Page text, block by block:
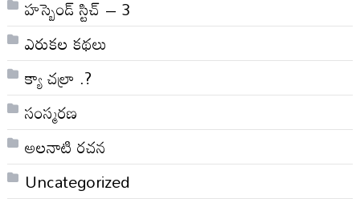
హస్బెండ్ స్టిచ్ – 3
ఎరుకల కథలు
క్యా చల్రా .?
సంస్మరణ
అలనాటి రచన
Uncategorized